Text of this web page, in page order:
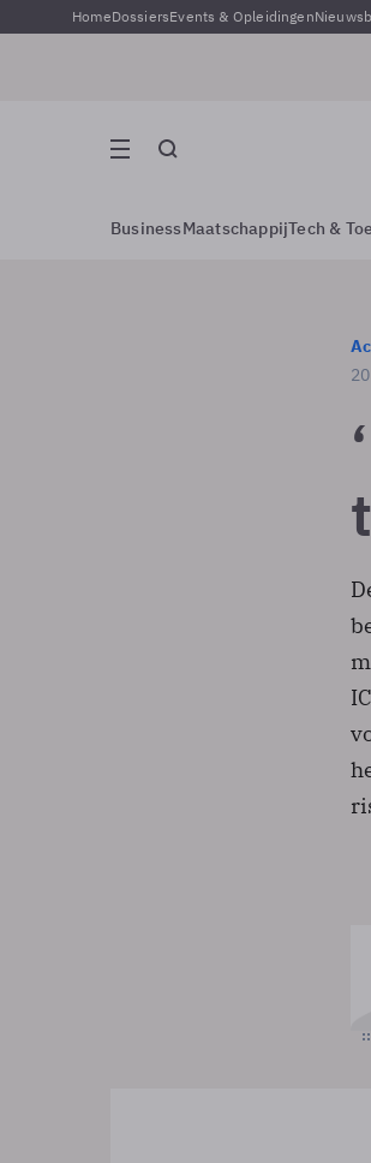
HomeDossiersEvents & Opleidingen
BusinessMaatschappijTech &